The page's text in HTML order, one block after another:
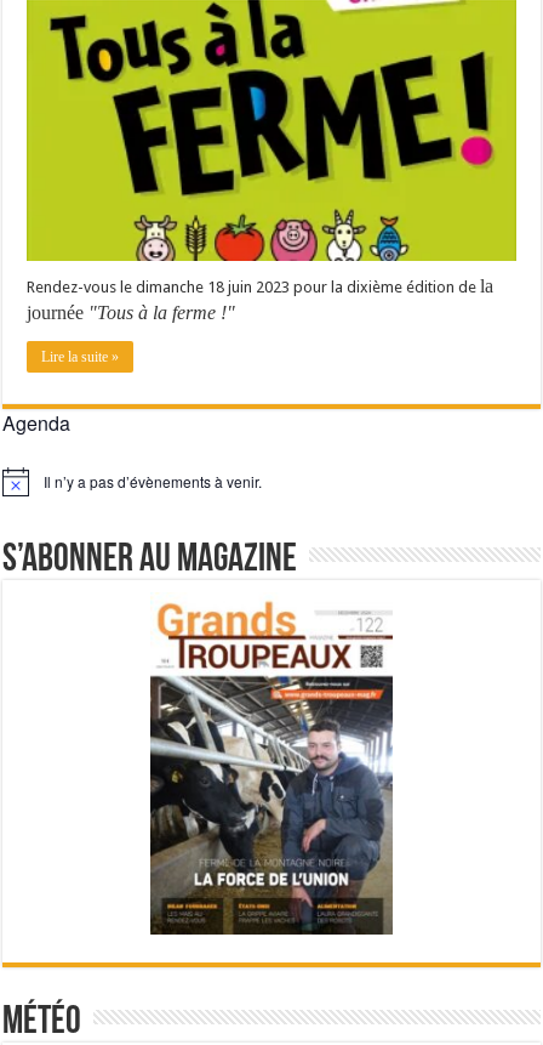
Les canicules freinent la collecte laitière
Rendez-vous le dimanche 18 juin 2023 pour la dixième édition dela
journée "Tous à la ferme !"
Lire la suite »
Agenda
Notice Il n’y a pas d’évènements à venir.
S’abonner au magazine
Météo